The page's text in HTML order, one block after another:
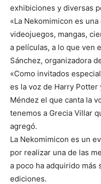
exhibiciones y diversas
«La Nekomimicon es
videojuegos, mangas,
a películas, a lo que ven
Sánchez, organizadora
«Como invitados
es la voz de Harry Potter
Méndez el que canta la
tenemos a Grecia Villar
agregó.
La Nekomimicon es un
por realizar una de las
a poco ha adquirido más
ediciones.